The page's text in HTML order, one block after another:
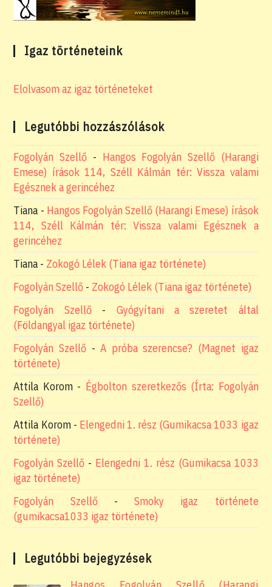
Igaz történeteink
Elolvasom az igaz történeteket
Legutóbbi hozzászólások
Fogolyán Szellő - Hangos Fogolyán Szellő (Harangi
Emese) írások 114, Széll Kálmán tér: Vissza valami
Egésznek a gerincéhez
Tiana - Hangos Fogolyán Szellő (Harangi Emese) írások
114, Széll Kálmán tér: Vissza valami Egésznek a
gerincéhez
Tiana - Zokogó Lélek (Tiana igaz története)
Fogolyán Szellő - Zokogó Lélek (Tiana igaz története)
Fogolyán Szellő- Gyógyítani a szeretet által
(Földangyal igaz története)
Fogolyán Szellő -A próba szerencse? (Magnet igaz
története)
Attila Korom- Égbolton szeretkezős (Írta: Fogolyán
Szellő)
Attila Korom- Elengedni 1. rész (Gumikacsa 1033 igaz
története)
Fogolyán Szellő - Elengedni 1. rész (Gumikacsa 1033
igaz története)
Fogolyán Szellő-Smoky igaz története
(gumikacsa1033 igaz története)
Legutóbbi bejegyzések